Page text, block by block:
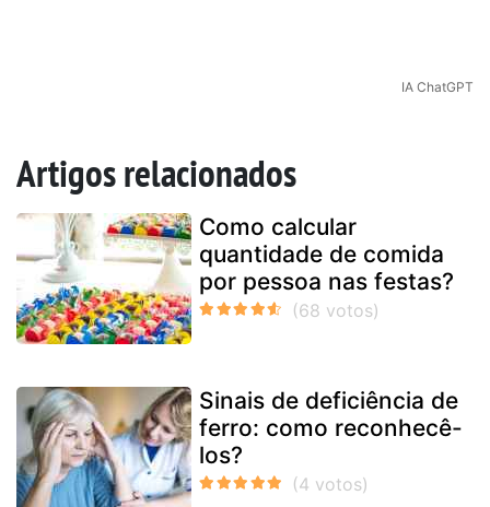
IA ChatGPT
Artigos relacionados
Como calcular
quantidade de comida
por pessoa nas festas?
Sinais de deficiência de
ferro: como reconhecê-
los?